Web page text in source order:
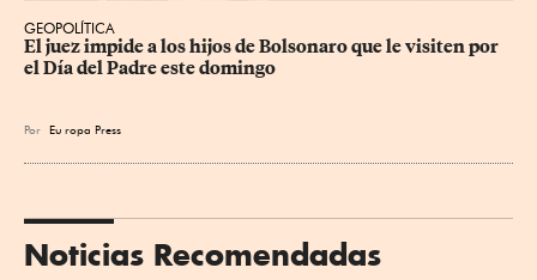
GEOPOLÍTICA
El juez impide a los hijos de Bolsonaro que le visiten por
el Día del Padre este domingo
Por Eu ropa Press
Noticias Recomendadas